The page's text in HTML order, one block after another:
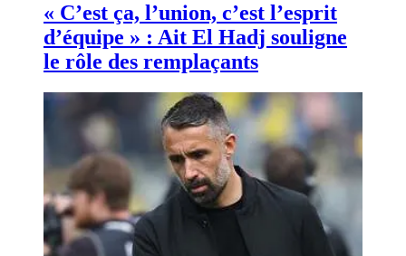
« C’est ça, l’union, c’est l’esprit
d’équipe » : Ait El Hadj souligne
le rôle des remplaçants